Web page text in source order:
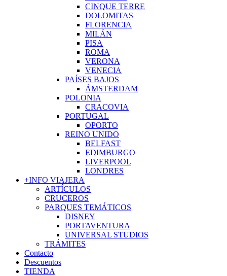
CINQUE TERRE
DOLOMITAS
FLORENCIA
MILÁN
PISA
ROMA
VERONA
VENECIA
PAÍSES BAJOS
ÁMSTERDAM
POLONIA
CRACOVIA
PORTUGAL
OPORTO
REINO UNIDO
BELFAST
EDIMBURGO
LIVERPOOL
LONDRES
+INFO VIAJERA
ARTÍCULOS
CRUCEROS
PARQUES TEMÁTICOS
DISNEY
PORTAVENTURA
UNIVERSAL STUDIOS
TRÁMITES
Contacto
Descuentos
TIENDA